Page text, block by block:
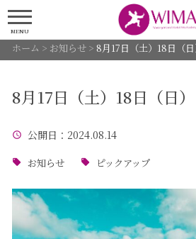
MENU
ホーム > お知らせ> 8月17日（土）18日（
8月17日（土）18日（日
公開日 ：2024.08.14
お知らせ ピックアップ